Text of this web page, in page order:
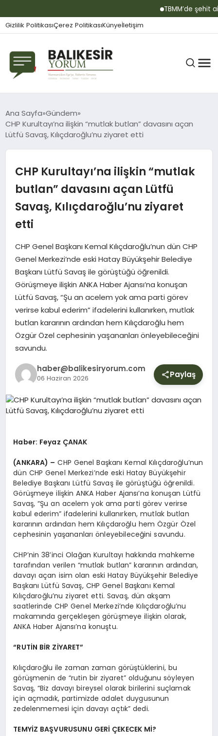
TBMM’de şehit
Gizlilik PolitikasıÇerez PolitikasıKünyeİletişim
BALIKESIR
GÜNDEM
BÜLTEN
YURT
DIŞ
Ana Sayfa Gündem
CHP Kurultayı’na ilişkin “mutlak butlan” davasını açan
Lütfü Savaş, Kılıçdaroğlu’nu ziyaret etti
CHP Kurultayı’na ilişkin “mutlak
butlan” davasını açan Lütfü
Savaş, Kılıçdaroğlu’nu ziyaret
etti
CHP Genel Başkanı Kemal Kılıçdaroğlu’nun dün CHP
Genel Merkezi’nde eski Hatay Büyükşehir Belediye
Başkanı Lütfü Savaş ile görüştüğü öğrenildi.
Görüşmeye ilişkin ANKA Haber Ajansı’na konuşan
Lütfü Savaş, “Şu an acelem yok ama parti görev
verirse kabul ederim” ifadelerini kullanırken, mutlak
butlan kararının ardından hem Kılıçdaroğlu hem
Özgür Özel cephesinin yaşananları önleyebileceğini
savundu.
haber@balikesiryorum.com
06 Haziran 2026 Paylaş
Haber: Feyaz ÇANAK
(ANKARA) – CHP Genel Başkanı Kemal Kılıçdaroğlu’nun
dün CHP Genel Merkezi’nde eski Hatay Büyükşehir
Belediye Başkanı Lütfü Savaş ile görüştüğü öğrenildi.
Görüşmeye ilişkin ANKA Haber Ajansı’na konuşan Lütfü
Savaş, “Şu an acelem yok ama parti görev verirse
kabul ederim” ifadelerini kullanırken, mutlak butlan
kararının ardından hem Kılıçdaroğlu hem Özgür Özel
cephesinin yaşananları önleyebileceğini savundu.
CHP’nin 38’inci Olağan Kurultayı hakkında mahkeme
tarafından verilen “mutlak butlan” kararının ardından,
davayı açan isim olan eski Hatay Büyükşehir Belediye
Başkanı Lütfü Savaş, CHP Genel Başkanı Kemal
Kılıçdaroğlu’nu ziyaret etti. Savaş, dün akşam
saatlerinde CHP Genel Merkezi’nde Kılıçdaroğlu’nu
makamında gerçekleşen görüşmeye ilişkin olarak,
ANKA Haber Ajansı’na konuştu.
“RUTİN BİR ZİYARET”
Kılıçdaroğlu ile zaman zaman görüştüklerini, bu
görüşmenin de “rutin bir ziyaret” olduğunu söyleyen
Savaş, “Biz davayı bireysel olarak birilerini suçlamak
için açmadık, partimizde adalet duygusunun
zedelenmemesi için davayı açtık” dedi.
TEMYİZ BAŞVURUSUNU GERİ ÇEKECEK Mİ?